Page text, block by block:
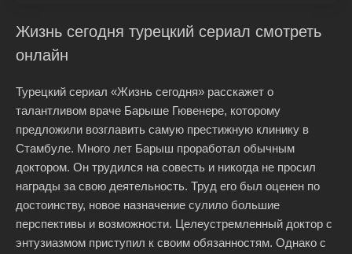
Жизнь сегодня турецкий сериал смотреть
онлайн
Турецкий сериал «Жизнь сегодня» расскажет о
талантливом враче Барыше Гювенере, которому
предложили возглавить самую престижную клинику в
Стамбуле. Много лет Барыш проработал обычным
доктором. Он трудился на совесть и никогда не просил
награды за свою деятельность. Труд его был оценен по
достоинству, новое назначение сулило большие
перспективы и возможности. Целеустремленный доктор с
энтузиазмом приступил к своим обязанностям. Однако с